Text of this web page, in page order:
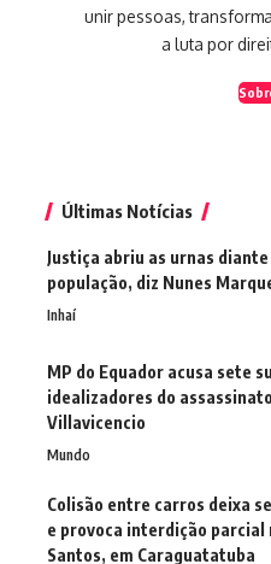
unir pessoas,
a luta por
Últimas Notícias
Justiça abriu as urnas diante
população, diz Nunes
Inhaí
MP do Equador acusa sete
idealizadores do
Villavicencio
Mundo
Colisão entre carros deixa
e provoca interdição parcial
Santos, em Caraguatatuba